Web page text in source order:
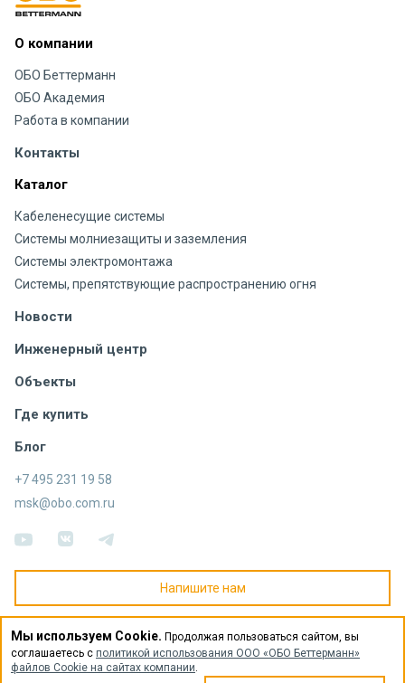
Мы используем Cookie. Продолжая пользоваться сайтом, вы
соглашаетесь с политикой использования ООО «ОБО Беттерманн»
файлов Cookie на сайтах компании.
О компании
ОБО Беттерманн
ОБО Академия
Работа в компании
Контакты
Каталог
Кабеленесущие системы
Системы молниезащиты и заземления
Системы электромонтажа
Системы, препятствующие распространению огня
Новости
Инженерный центр
Объекты
Где купить
Блог
+7 495 231 19 58
msk@obo.com.ru
Напишите нам
Политика использования файлов cookie
Политика обработки персональных данных